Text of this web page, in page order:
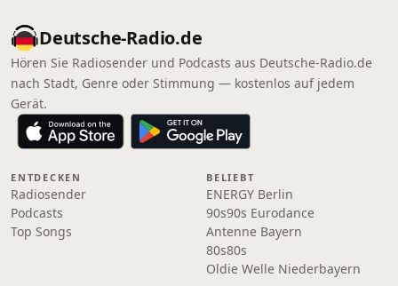
Deutsche-Radio.de
Hören Sie Radiosender und Podcasts aus Deutsche-Radio.de
nach Stadt, Genre oder Stimmung — kostenlos auf jedem
Gerät.
ENTDECKEN
Radiosender
Podcasts
Top Songs
BELIEBT
ENERGY Berlin
90s90s Eurodance
Antenne Bayern
80s80s
Oldie Welle Niederbayern